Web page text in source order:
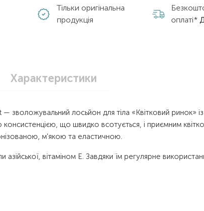
Тільки оригінальна
продукція
оплаті*
лосьйон для тіла «Квітковий ринок» із
консистенцією, що швидко всотується, і приємним
м'якою та еластичною.
вітаміном Е. Завдяки їм регулярне
Характеристики